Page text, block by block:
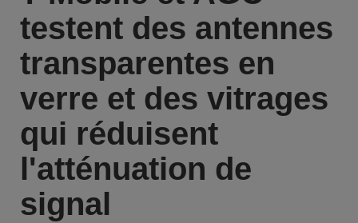
testent des antennes
transparentes en
verre et des vitrages
qui réduisent
l'atténuation de
signal